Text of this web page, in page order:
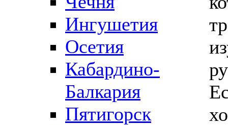
Ингушетия
Осетия
Кабардино-
Балкария
Пятигорск